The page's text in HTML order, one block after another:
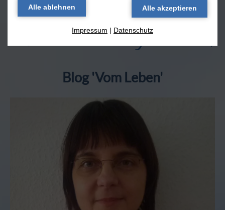
entdeckt -
Kosmonautennahrung?
Blog 'Vom Leben'
Impressum | Datenschutz